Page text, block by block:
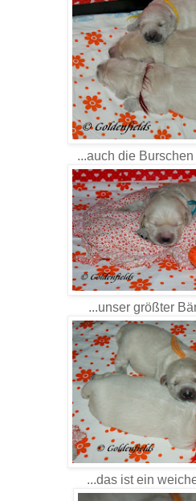
...auch die
...unser größter
...das ist ein